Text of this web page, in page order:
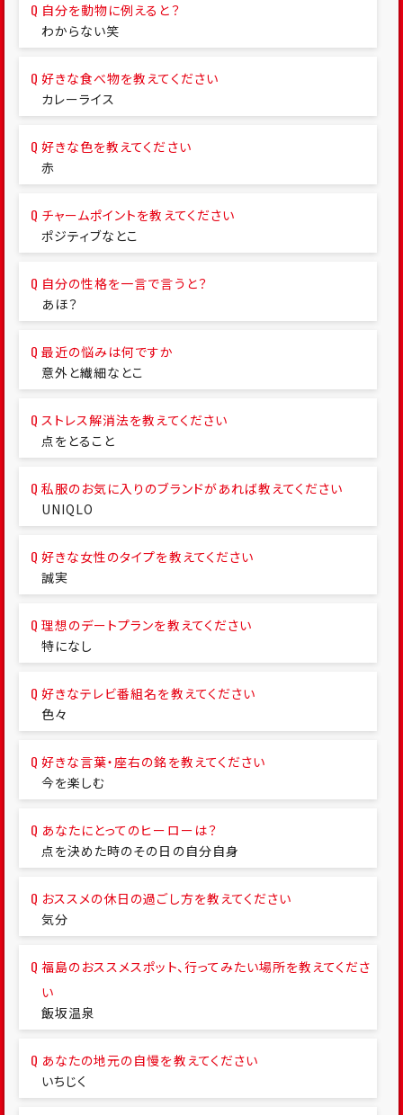
自分を動物に例えると？
わからない笑
好きな食べ物を教えてください
カレーライス
好きな色を教えてください
赤
チャームポイントを教えてください
ポジティブなとこ
自分の性格を一言で言うと？
あほ？
最近の悩みは何ですか
意外と繊細なとこ
ストレス解消法を教えてください
点をとること
私服のお気に入りのブランドがあれば教えてください
UNIQLO
好きな女性のタイプを教えてください
誠実
理想のデートプランを教えてください
特になし
好きなテレビ番組名を教えてください
色々
好きな言葉・座右の銘を教えてください
今を楽しむ
あなたにとってのヒーローは？
点を決めた時のその日の自分自身
おススメの休日の過ごし方を教えてください
気分
福島のおススメスポット、行ってみたい場所を教えてくださ
い
飯坂温泉
あなたの地元の自慢を教えてください
いちじく